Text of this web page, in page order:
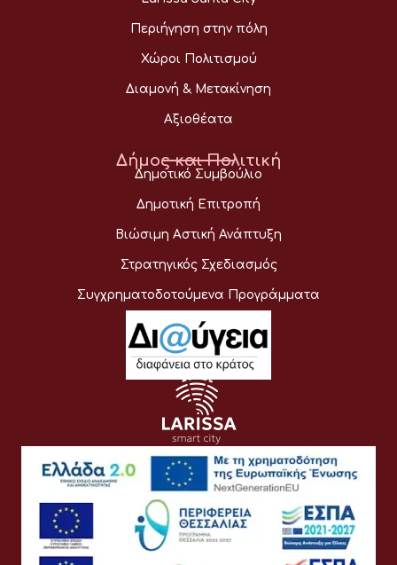
Περιήγηση στην πόλη
Χώροι Πολιτισμού
Διαμονή & Μετακίνηση
Αξιοθέατα
Δήμος και Πολιτική
Δημοτικό Συμβούλιο
Δημοτική Επιτροπή
Βιώσιμη Αστική Ανάπτυξη
Στρατηγικός Σχεδιασμός
Συγχρηματοδοτούμενα Προγράμματα